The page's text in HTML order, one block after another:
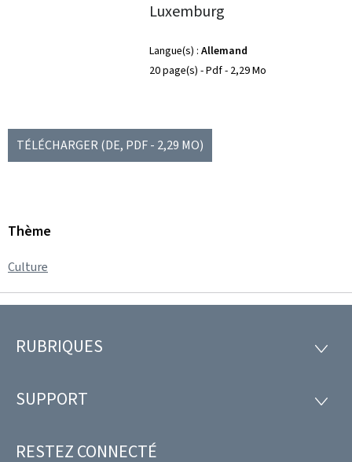
Luxemburg
Langue(s) Allemand
20 page(s) Pdf 2,29 Mo
TÉLÉCHARGER (DE, PDF - 2,29 MO)
Thème
Culture
Pied
page
RUBRIQUES
SUPPORT
RESTEZ CONNECTÉ